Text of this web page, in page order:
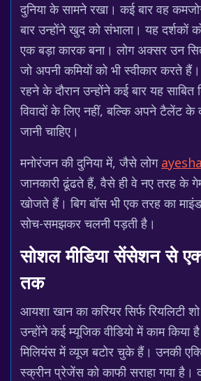
दुनिया के सामने रखा। कई बार वह
बार उन्होंने खुद को संभाला। यह दर्शकों
एक बड़ा कारक बना। लोग अक्सर उन
जो अपनी कमियों को भी स्वीकार करते
रहने के दौरान उन्होंने कई बार यह साबित
विवादों के लिए नहीं, बल्कि अपने टैलेंट के
जानी चाहिए।
मनोरंजन की दुनिया में, जैसे लोग
जानकारी ढूंढते हैं, वैसे ही वे नए तरह के
खोजते हैं। बिग बॉस भी एक तरह का
सोच-समझकर चलनी पड़ती है।
सोशल मीडिया सेंसेशन से
तक
आयशा खान का करियर सिर्फ रियलिटी
उन्होंने कई म्यूजिक वीडियो में काम किया
मिलियंस में व्यूज बटोर चुके हैं। उनकी
स्क्रीन प्रेजेंस को काफी सराहा गया है।